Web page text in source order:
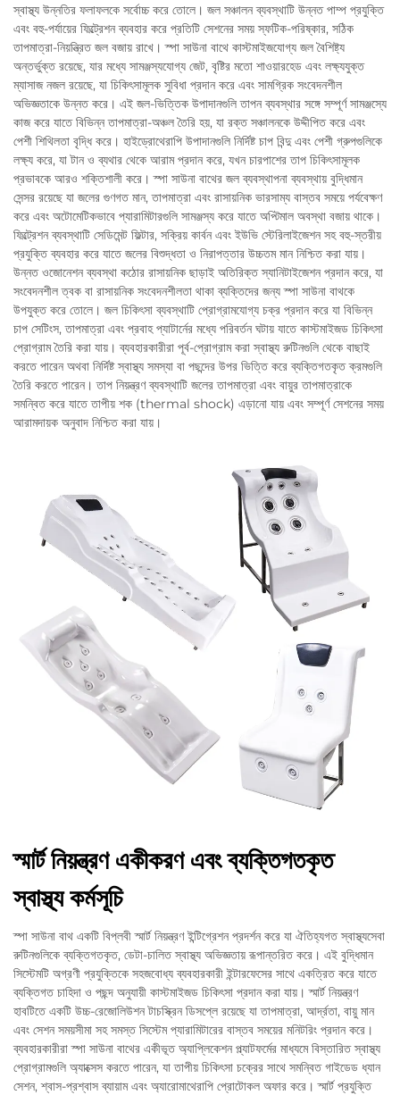
স্বাস্থ্য উন্নতির ফলাফলকে সর্বোচ্চ করে তোলে। জল সঞ্চালন ব্যবস্থাটি উন্নত পাম্প প্রযুক্তি
এবং বহু-পর্যায়ের ফিল্ট্রেশন ব্যবহার করে প্রতিটি সেশনের সময় স্ফটিক-পরিষ্কার, সঠিক
তাপমাত্রা-নিয়ন্ত্রিত জল বজায় রাখে। স্পা সাউনা বাথে কাস্টমাইজযোগ্য জল বৈশিষ্ট্য
অন্তর্ভুক্ত রয়েছে, যার মধ্যে সামঞ্জস্যযোগ্য জেট, বৃষ্টির মতো শাওয়ারহেড এবং লক্ষ্যযুক্ত
ম্যাসাজ নজল রয়েছে, যা চিকিৎসামূলক সুবিধা প্রদান করে এবং সামগ্রিক সংবেদনশীল
অভিজ্ঞতাকে উন্নত করে। এই জল-ভিত্তিক উপাদানগুলি তাপন ব্যবস্থার সঙ্গে সম্পূর্ণ সামঞ্জস্যে
কাজ করে যাতে বিভিন্ন তাপমাত্রা-অঞ্চল তৈরি হয়, যা রক্ত সঞ্চালনকে উদ্দীপিত করে এবং
পেশী শিথিলতা বৃদ্ধি করে। হাইড্রোথেরাপি উপাদানগুলি নির্দিষ্ট চাপ বিন্দু এবং পেশী গ্রুপগুলিকে
লক্ষ্য করে, যা টান ও ব্যথার থেকে আরাম প্রদান করে, যখন চারপাশের তাপ চিকিৎসামূলক
প্রভাবকে আরও শক্তিশালী করে। স্পা সাউনা বাথের জল ব্যবস্থাপনা ব্যবস্থায় বুদ্ধিমান
সেন্সর রয়েছে যা জলের গুণগত মান, তাপমাত্রা এবং রাসায়নিক ভারসাম্য বাস্তব সময়ে পর্যবেক্ষণ
করে এবং অটোমেটিকভাবে প্যারামিটারগুলি সামঞ্জস্য করে যাতে অপ্টিমাল অবস্থা বজায় থাকে।
ফিল্ট্রেশন ব্যবস্থাটি সেডিমেন্ট ফিল্টার, সক্রিয় কার্বন এবং ইউভি স্টেরিলাইজেশন সহ বহু-স্তরীয়
প্রযুক্তি ব্যবহার করে যাতে জলের বিশুদ্ধতা ও নিরাপত্তার উচ্চতম মান নিশ্চিত করা যায়।
উন্নত ওজোনেশন ব্যবস্থা কঠোর রাসায়নিক ছাড়াই অতিরিক্ত স্যানিটাইজেশন প্রদান করে, যা
সংবেদনশীল ত্বক বা রাসায়নিক সংবেদনশীলতা থাকা ব্যক্তিদের জন্য স্পা সাউনা বাথকে
উপযুক্ত করে তোলে। জল চিকিৎসা ব্যবস্থাটি প্রোগ্রামযোগ্য চক্র প্রদান করে যা বিভিন্ন
চাপ সেটিংস, তাপমাত্রা এবং প্রবাহ প্যাটার্নের মধ্যে পরিবর্তন ঘটায় যাতে কাস্টমাইজড চিকিৎসা
প্রোগ্রাম তৈরি করা যায়। ব্যবহারকারীরা পূর্ব-প্রোগ্রাম করা স্বাস্থ্য রুটিনগুলি থেকে বাছাই
করতে পারেন অথবা নির্দিষ্ট স্বাস্থ্য সমস্যা বা পছন্দের উপর ভিত্তি করে ব্যক্তিগতকৃত ক্রমগুলি
তৈরি করতে পারেন। তাপ নিয়ন্ত্রণ ব্যবস্থাটি জলের তাপমাত্রা এবং বায়ুর তাপমাত্রাকে
সমন্বিত করে যাতে তাপীয় শক (thermal shock) এড়ানো যায় এবং সম্পূর্ণ সেশনের সময়
আরামদায়ক অনুবাদ নিশ্চিত করা যায়।
স্মার্ট নিয়ন্ত্রণ একীকরণ এবং ব্যক্তিগতকৃত
স্বাস্থ্য কর্মসূচি
স্পা সাউনা বাথ একটি বিপ্লবী স্মার্ট নিয়ন্ত্রণ ইন্টিগ্রেশন প্রদর্শন করে যা ঐতিহ্যগত স্বাস্থ্যসেবা
রুটিনগুলিকে ব্যক্তিগতকৃত, ডেটা-চালিত স্বাস্থ্য অভিজ্ঞতায় রূপান্তরিত করে। এই বুদ্ধিমান
সিস্টেমটি অগ্রণী প্রযুক্তিকে সহজবোধ্য ব্যবহারকারী ইন্টারফেসের সাথে একত্রিত করে যাতে
ব্যক্তিগত চাহিদা ও পছন্দ অনুযায়ী কাস্টমাইজড চিকিৎসা প্রদান করা যায়। স্মার্ট নিয়ন্ত্রণ
হাবটিতে একটি উচ্চ-রেজোলিউশন টাচস্ক্রিন ডিসপ্লে রয়েছে যা তাপমাত্রা, আর্দ্রতা, বায়ু মান
এবং সেশন সময়সীমা সহ সমস্ত সিস্টেম প্যারামিটারের বাস্তব সময়ের মনিটরিং প্রদান করে।
ব্যবহারকারীরা স্পা সাউনা বাথের একীভূত অ্যাপ্লিকেশন প্ল্যাটফর্মের মাধ্যমে বিস্তারিত স্বাস্থ্য
প্রোগ্রামগুলি অ্যাক্সেস করতে পারেন, যা তাপীয় চিকিৎসা চক্রের সাথে সমন্বিত গাইডেড ধ্যান
সেশন, শ্বাস-প্রশ্বাস ব্যায়াম এবং অ্যারোমাথেরাপি প্রোটোকল অফার করে। স্মার্ট প্রযুক্তি